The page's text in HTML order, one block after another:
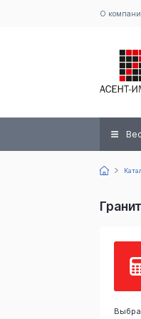
О